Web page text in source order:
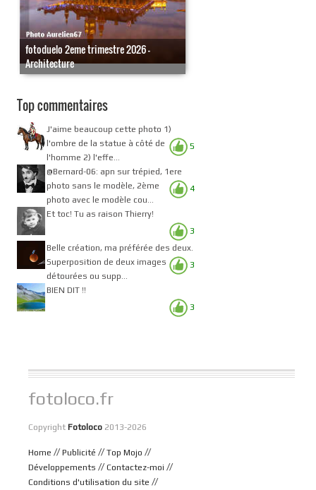
fotoduelo 2eme trimestre 2026 -
Architecture
Top commentaires
5
J'aime beaucoup cette photo 1)
l'ombre de la statue à côté de
l'homme 2) l'effe...
4
@Bernard-06: apn sur trépied, 1ere
photo sans le modèle, 2ème
photo avec le modèle cou...
3
Et toc! Tu as raison Thierry!
3
Belle création, ma préférée des deux.
Superposition de deux images
détourées ou supp...
3
BIEN DIT !!
fotoloco.fr
Copyright Fotoloco 2013-2026
Home // Publicité // Top Mojo //
Développements // Contactez-moi //
Conditions d'utilisation du site //